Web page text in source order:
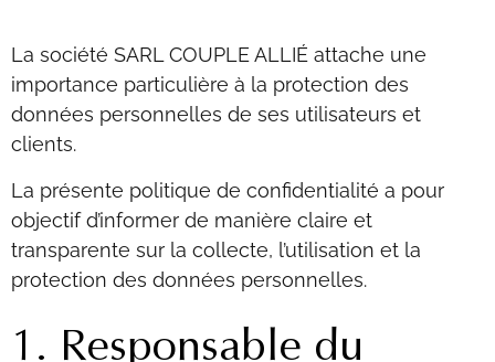
La société SARL COUPLE ALLIÉ attache une
importance particulière à la protection des
données personnelles de ses utilisateurs et
clients.
La présente politique de confidentialité a pour
objectif d’informer de manière claire et
transparente sur la collecte, l’utilisation et la
protection des données personnelles.
1. Responsable du